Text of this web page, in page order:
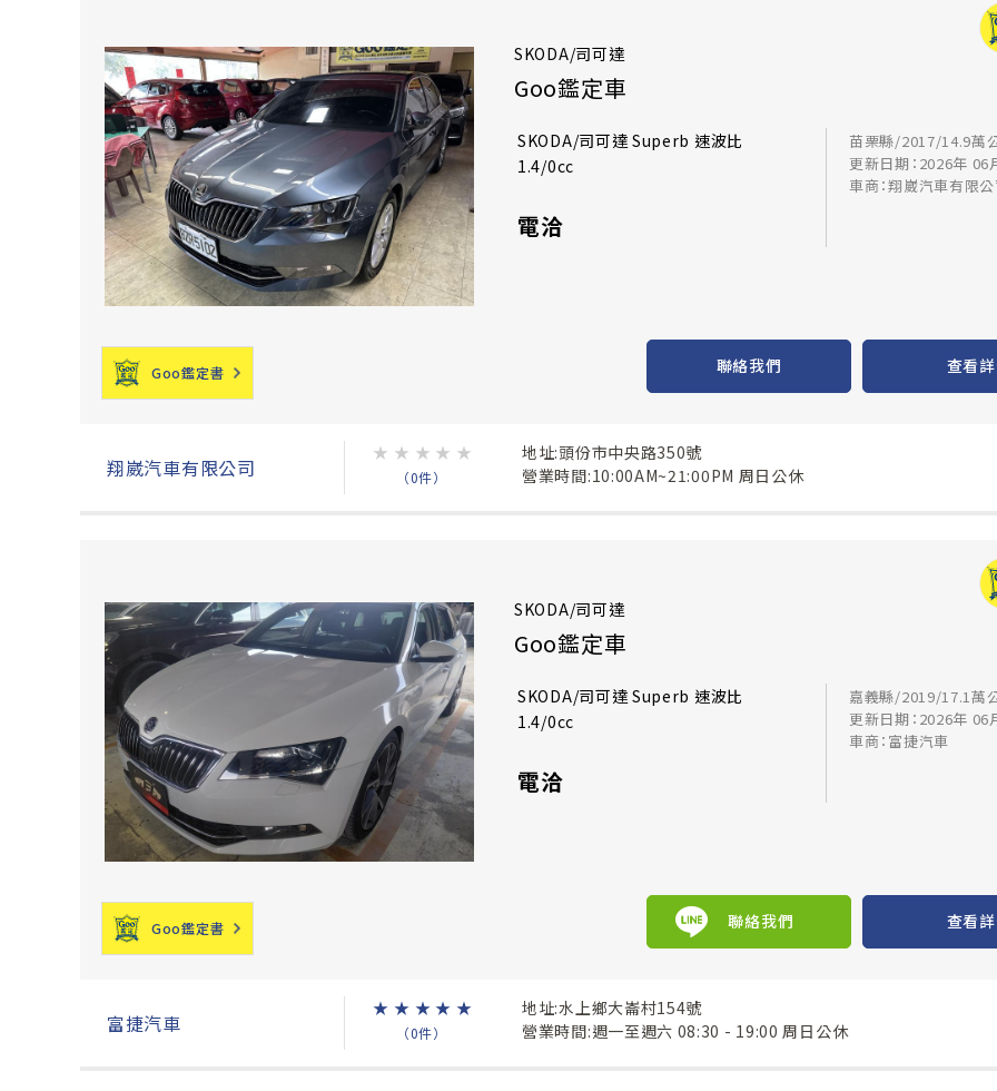
SKODA/司可達
Goo鑑定車
SKODA/司可達 Superb 速波比
1.4/0cc
電洽
苗栗縣/2017/14.9萬
更新日期：2026年 06
車商：翔崴汽車有限
Goo鑑定書 聯絡我們 查看
翔崴汽車有限公司
★ ★ ★ ★ ★
（0件）
地址:頭份市中央路350號
營業時間:10:00AM~21:00PM 周日公休
SKODA/司可達
Goo鑑定車
SKODA/司可達 Superb 速波比
1.4/0cc
電洽
嘉義縣/2019/17.1萬
更新日期：2026年 06
車商：富捷汽車
Goo鑑定書 聯絡我們 查看
富捷汽車
★ ★ ★ ★ ★
（0件）
地址:水上鄉大崙村154號
營業時間:週一至週六 08:30 - 19:00 周日公休